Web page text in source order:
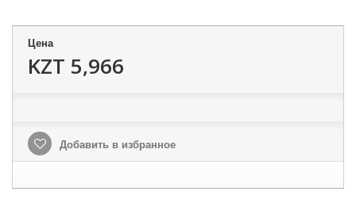
Цена
KZT 5,966
Добавить в избранное